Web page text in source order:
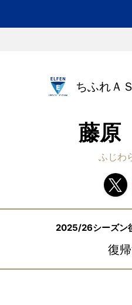
ちふれＡ
藤
ふじ
2025/26シーズン
復